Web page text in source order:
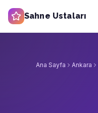
Sahne Ustaları
Ana Sayfa Ankara